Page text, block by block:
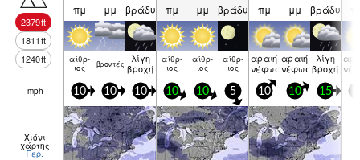
2379ft
1811ft
1240ft
πμ μμ βράδυ πμ μμ βράδυ πμ μμ βράδυ
αίθρ­
ιος βρον­τές λίγη
βροχή
αίθρ­
ιος
αίθρ­
ιος
αίθρ­
ιος
αραιή
νέφωση
αραιή
νέφωση
λίγη
βροχή
mph 10 10 10 10 10 5 10 10 15
Χιόνι
χάρτης
Περ.